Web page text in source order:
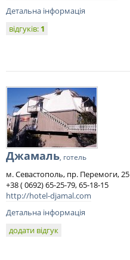
Детальна інформація
відгуків: 1
Джамаль, готель
м. Севастополь, пр. Перемоги, 25
+38 ( 0692) 65-25-79, 65-18-15
http://hotel-djamal.com
Детальна інформація
додати відгук